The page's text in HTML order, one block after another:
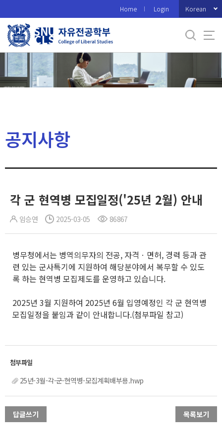
로
메
Home Login Korean
공지사항
각 군 현역병 모집일정('25년 2월) 안내
임승연 2025-03-05 86867
병무청에서는 병역의무자의 전공, 자격ㆍ면허, 경력 등과 관
련 있는 군사특기에 지원하여 해당분야에서 복무할 수 있도
록 하는 현역병 모집제도를 운영하고 있습니다.
2025년 3월 지원하여 2025년 6월 입영예정인 각 군 현역병
모집일정을 붙임과 같이 안내합니다.(첨부파일 참고)
25년-3월-각-군-현역병-모집계획배부용.hwp
답글쓰기 목록보기